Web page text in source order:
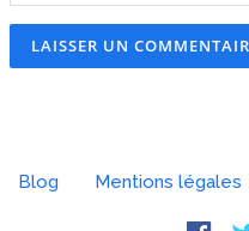
Blog Mentions légales